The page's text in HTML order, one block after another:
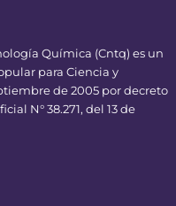
Química (Cntq) es un
para Ciencia y
de 2005 por decreto
N° 38.271, del 13 de